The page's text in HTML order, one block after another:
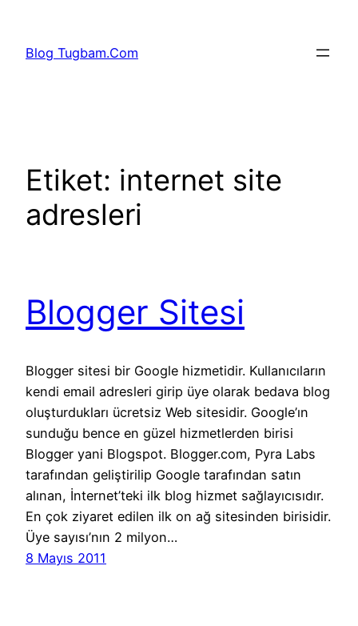
Blog Tugbam.Com
Etiket: internet site
adresleri
Blogger Sitesi
Blogger sitesi bir Google hizmetidir. Kullanıcıların
kendi email adresleri girip üye olarak bedava blog
oluşturdukları ücretsiz Web sitesidir. Google’ın
sunduğu bence en güzel hizmetlerden birisi
Blogger yani Blogspot. Blogger.com, Pyra Labs
tarafından geliştirilip Google tarafından satın
alınan, İnternet’teki ilk blog hizmet sağlayıcısıdır.
En çok ziyaret edilen ilk on ağ sitesinden birisidir.
Üye sayısı’nın 2 milyon…
8 Mayıs 2011